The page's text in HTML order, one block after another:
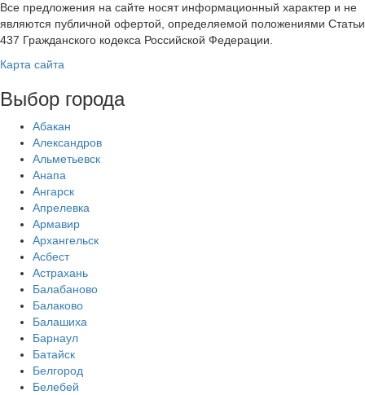
Все предложения на сайте носят информационный характер и не
являются публичной офертой, определяемой положениями Статьи
437 Гражданского кодекса Российской Федерации.
Карта сайта
Выбор города
Абакан
Александров
Альметьевск
Анапа
Ангарск
Апрелевка
Армавир
Архангельск
Асбест
Астрахань
Балабаново
Балаково
Балашиха
Барнаул
Батайск
Белгород
Белебей